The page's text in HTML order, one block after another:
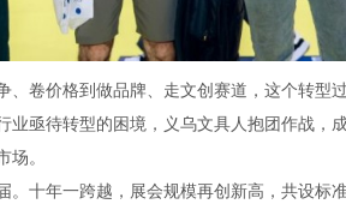
、卷价格到做品牌、走文创赛道，这个转
业亟待转型的困境，义乌文具人抱团作战，
场。
。十年一跨越，展会规模再创新高，共设